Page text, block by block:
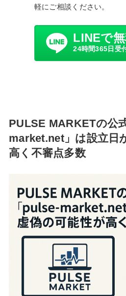
軽にご相談ください。
LINEで
24時間365日受
PULSE MARKETの公
market.net」は設立日
高く不審点多数